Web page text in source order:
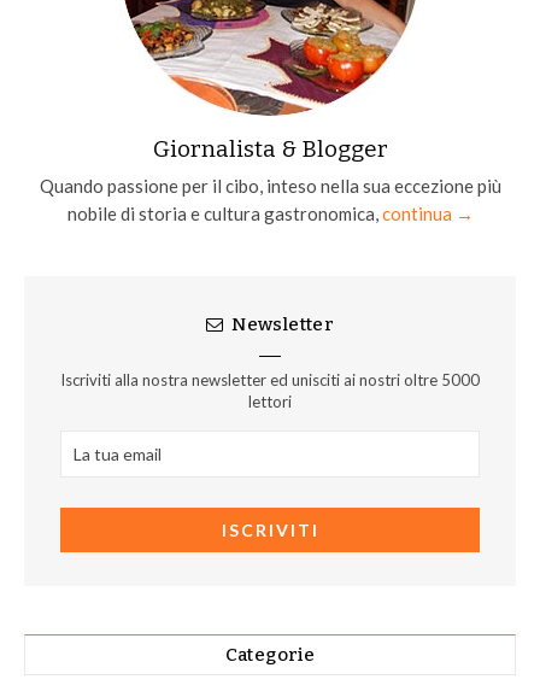
Giornalista & Blogger
Quando passione per il cibo, inteso nella sua eccezione più
nobile di storia e cultura gastronomica, continua →
Newsletter
Iscriviti alla nostra newsletter ed unisciti ai nostri oltre 5000
lettori
Categorie